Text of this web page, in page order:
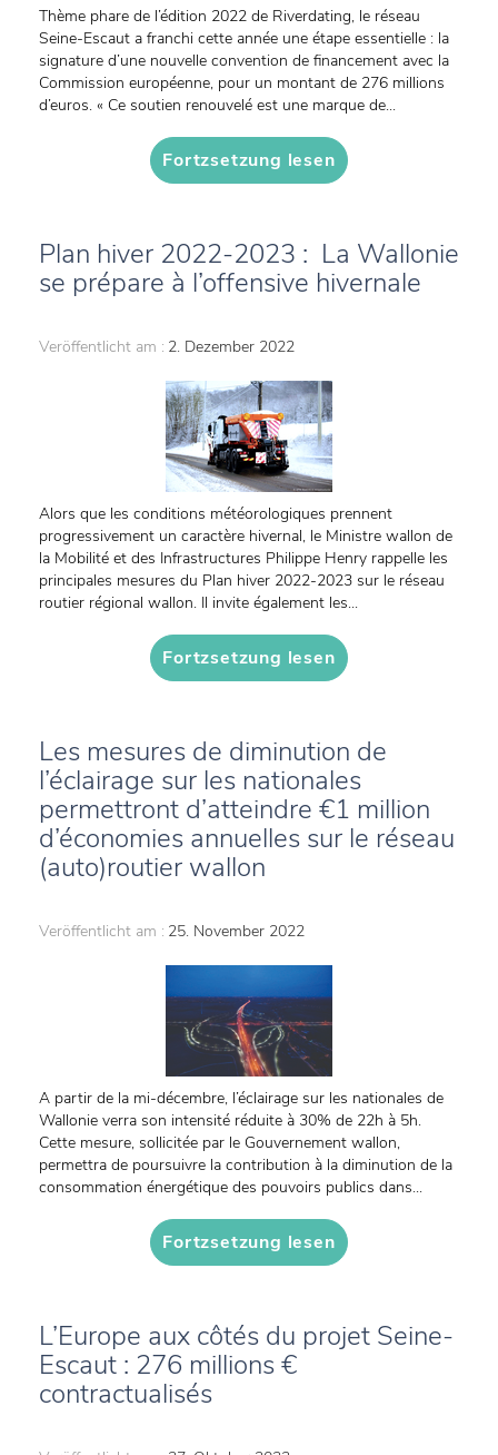
Thème phare de l’édition 2022 de Riverdating, le réseau
Seine-Escaut a franchi cette année une étape essentielle : la
signature d’une nouvelle convention de financement avec la
Commission européenne, pour un montant de 276 millions
d’euros. « Ce soutien renouvelé est une marque de...
Fortzsetzung lesen
Plan hiver 2022-2023 : La Wallonie
se prépare à l’offensive hivernale
Veröffentlicht am : 2. Dezember 2022
Alors que les conditions météorologiques prennent
progressivement un caractère hivernal, le Ministre wallon de
la Mobilité et des Infrastructures Philippe Henry rappelle les
principales mesures du Plan hiver 2022-2023 sur le réseau
routier régional wallon. Il invite également les...
Fortzsetzung lesen
Les mesures de diminution de
l’éclairage sur les nationales
permettront d’atteindre €1 million
d’économies annuelles sur le réseau
(auto)routier wallon
Veröffentlicht am : 25. November 2022
A partir de la mi-décembre, l’éclairage sur les nationales de
Wallonie verra son intensité réduite à 30% de 22h à 5h.
Cette mesure, sollicitée par le Gouvernement wallon,
permettra de poursuivre la contribution à la diminution de la
consommation énergétique des pouvoirs publics dans...
Fortzsetzung lesen
L’Europe aux côtés du projet Seine-
Escaut : 276 millions €
contractualisés